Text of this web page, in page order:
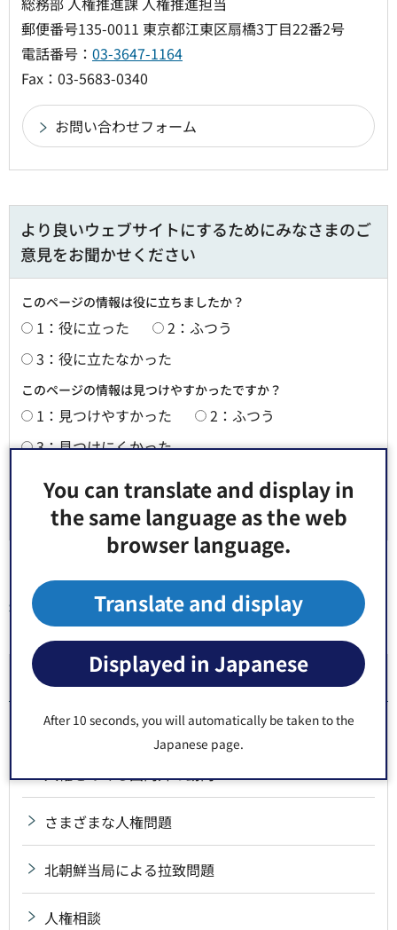
You can translate and display in
the same language as the web
browser language.
Translate and display
Displayed in Japanese
After 10 seconds, you will automatically be taken to the
Japanese page.
郵便番号135-0011 東京都江東区扇橋3丁目22番2号
電話番号： 03-3647-1164
Fax：03-5683-0340
より良いウェブサイトにするためにみなさまのご
意見をお聞かせください
このページの情報は役に立ちましたか？
1：役に立った
2：ふつう
3：役に立たなかった
このページの情報は見つけやすかったですか？
1：見つけやすかった
2：ふつう
3：見つけにくかった
同じ分類から探す
人権推進
人権擁護委員
人権をめぐる国内外の動向
さまざまな人権問題
北朝鮮当局による拉致問題
人権相談